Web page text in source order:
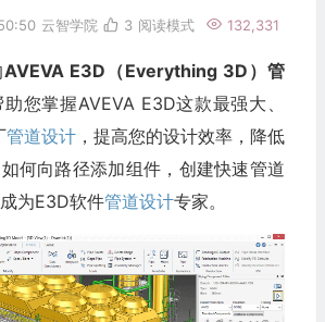
云智学院 132,331
3 阅读模式
AVEVA E3D（Everything 3D）管
您掌握AVEVA E3D这款最强大、
管道设计，提高您的设计效率，降低
何向路径添加组件，创建快速管道
为E3D软件管道设计专家。